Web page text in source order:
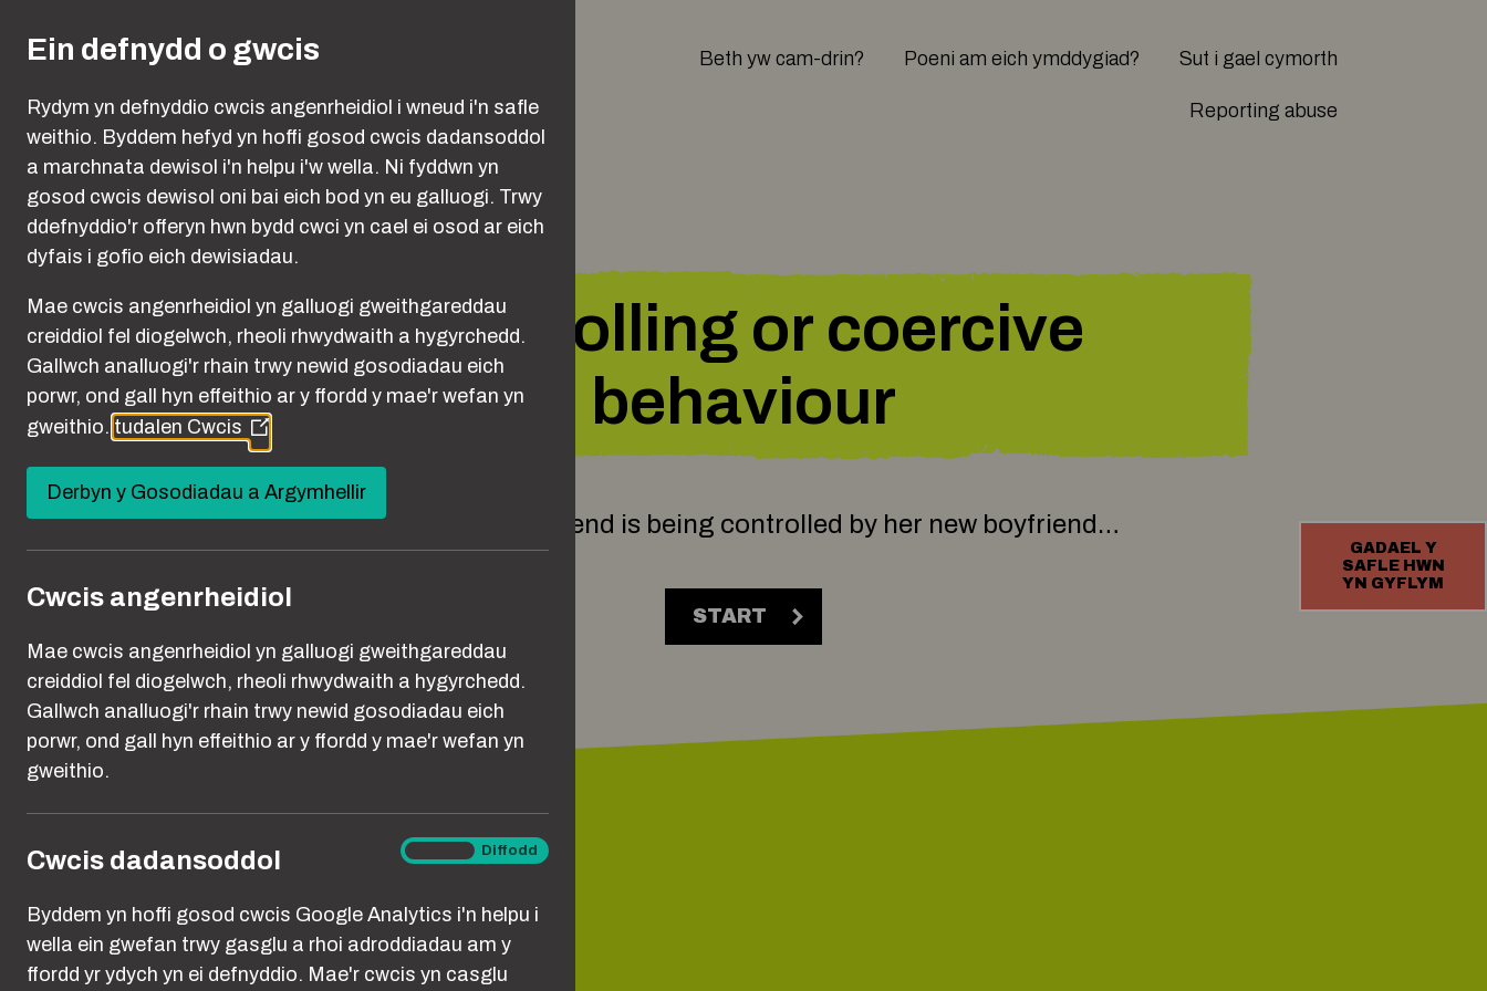
GADAEL Y
SAFLE HWN
YN GYFLYM
Main navigation
Beth yw cam-drin? Poeni am eich ymddygiad? Sut i gael cymorth
Reporting abuse
Controlling or coercive
behaviour
You think your friend is being controlled by her new boyfriend
START
Ein defnydd o gwcis
Rydym yn defnyddio cwcis angenrheidiol i wneud i'n safle
weithio. Byddem hefyd yn hoffi gosod cwcis dadansoddol
a marchnata dewisol i'n helpu i'w wella. Ni fyddwn yn
gosod cwcis dewisol oni bai eich bod yn eu galluogi. Trwy
ddefnyddio'r offeryn hwn bydd cwci yn cael ei osod ar eich
dyfais i gofio eich dewisiadau.
Mae cwcis angenrheidiol yn galluogi gweithgareddau
creiddiol fel diogelwch, rheoli rhwydwaith a hygyrchedd.
Gallwch analluogi'r rhain trwy newid gosodiadau eich
porwr, ond gall hyn effeithio ar y ffordd y mae'r wefan yn
gweithio. tudalen Cwcis (Opens
in
a
new
window)
Derbyn y Gosodiadau a Argymhellir
Cwcis angenrheidiol
Mae cwcis angenrheidiol yn galluogi gweithgareddau
creiddiol fel diogelwch, rheoli rhwydwaith a hygyrchedd.
Gallwch analluogi'r rhain trwy newid gosodiadau eich
porwr, ond gall hyn effeithio ar y ffordd y mae'r wefan yn
gweithio.
Cwcis dadansoddol
Byddem yn hoffi gosod cwcis Google Analytics i'n helpu i
wella ein gwefan trwy gasglu a rhoi adroddiadau am y
ffordd yr ydych yn ei defnyddio. Mae'r cwcis yn casglu
Cwcis
Diffodd